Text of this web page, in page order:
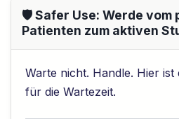
🛡️ Safer Use: Werde vom
Patienten zum aktiven
Warte nicht. Handle. Hier
für die Wartezeit.